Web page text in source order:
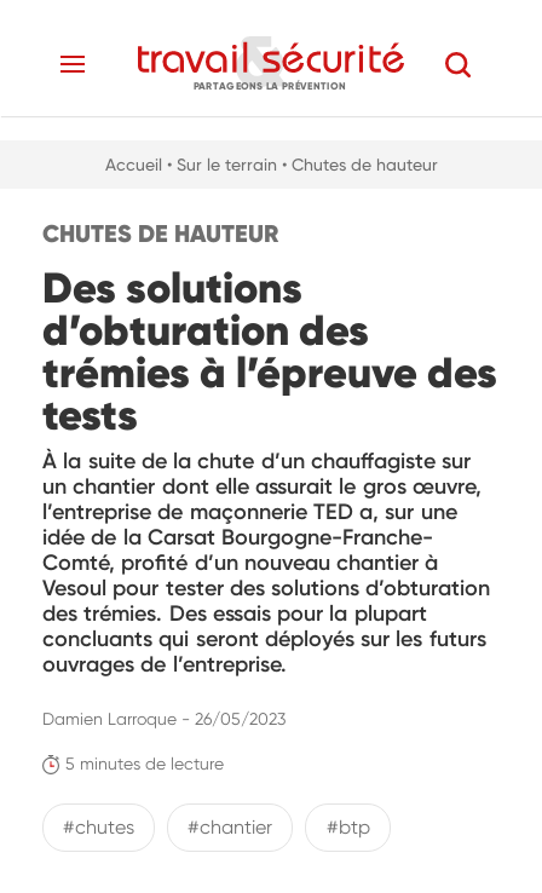
PARTAGEONS LA PRÉVENTION
Accueil • Sur le terrain • Chutes de hauteur
CHUTES DE HAUTEUR
Des solutions
d’obturation des
trémies à l’épreuve des
tests
À la suite de la chute d’un chauffagiste sur
un chantier dont elle assurait le gros œuvre,
l’entreprise de maçonnerie TED a, sur une
idée de la Carsat Bourgogne-Franche-
Comté, profité d’un nouveau chantier à
Vesoul pour tester des solutions d’obturation
des trémies. Des essais pour la plupart
concluants qui seront déployés sur les futurs
ouvrages de l’entreprise.
5 minutes de lecture
Damien Larroque - 26/05/2023
#chutes #chantier #btp